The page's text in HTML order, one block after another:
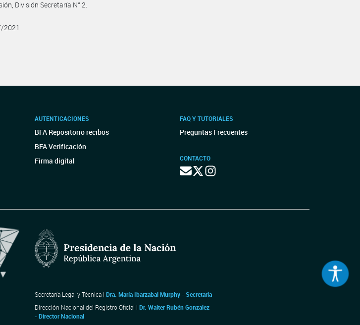
División Secretaría N° 2.
2021
AUTENTICACIONES
BFA Repositorio recibos
BFA Verificación
Firma digital
FAQ Y TUTORIALES
Preguntas Frecuentes
CONTACTO
Secretaría Legal y Técnica | Dra. María Ibarzabal Murphy - Secretaria
Dirección Nacional del Registro Oficial | Dr. Walter Rubén Gonzalez
- Director Nacional